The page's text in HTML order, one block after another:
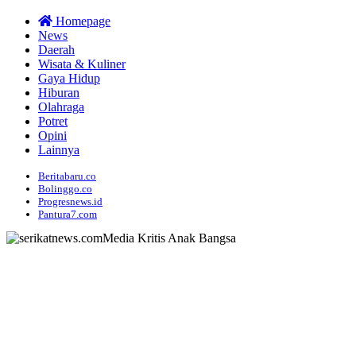
Homepage
News
Daerah
Wisata & Kuliner
Gaya Hidup
Hiburan
Olahraga
Potret
Opini
Lainnya
Beritabaru.co
Bolinggo.co
Progresnews.id
Pantura7.com